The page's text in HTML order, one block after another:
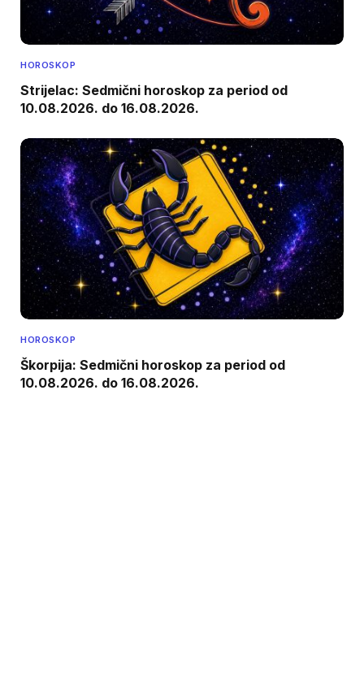
HOROSKOP
Strijelac: Sedmični horoskop za period od
10.08.2026. do 16.08.2026.
HOROSKOP
Škorpija: Sedmični horoskop za period od
10.08.2026. do 16.08.2026.